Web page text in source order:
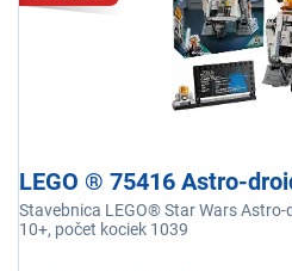
LEGO ® 75416 Astro-
Stavebnica LEGO® Star Wars
10+, počet kociek 1039